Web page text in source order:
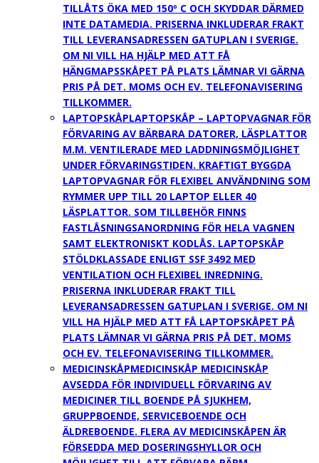
TILLÅTS ÖKA MED 150º C OCH SKYDDAR DÄRMED
INTE DATAMEDIA. PRISERNA INKLUDERAR FRAKT
TILL LEVERANSADRESSEN GATUPLAN I SVERIGE.
OM NI VILL HA HJÄLP MED ATT FÅ
HÄNGMAPSSKÅPET PÅ PLATS LÄMNAR VI GÄRNA
PRIS PÅ DET. MOMS OCH EV. TELEFONAVISERING
TILLKOMMER.
LAPTOPSKÅPLAPTOPSKÅP – LAPTOPVAGNAR FÖR
FÖRVARING AV BÄRBARA DATORER, LÄSPLATTOR
M.M. VENTILERADE MED LADDNINGSMÖJLIGHET
UNDER FÖRVARINGSTIDEN. KRAFTIGT BYGGDA
LAPTOPVAGNAR FÖR FLEXIBEL ANVÄNDNING SOM
RYMMER UPP TILL 20 LAPTOP ELLER 40
LÄSPLATTOR. SOM TILLBEHÖR FINNS
FASTLÅSNINGSANORDNING FÖR HELA VAGNEN
SAMT ELEKTRONISKT KODLÅS. LAPTOPSKÅP
STÖLDKLASSADE ENLIGT SSF 3492 MED
VENTILATION OCH FLEXIBEL INREDNING.
PRISERNA INKLUDERAR FRAKT TILL
LEVERANSADRESSEN GATUPLAN I SVERIGE. OM NI
VILL HA HJÄLP MED ATT FÅ LAPTOPSKÅPET PÅ
PLATS LÄMNAR VI GÄRNA PRIS PÅ DET. MOMS
OCH EV. TELEFONAVISERING TILLKOMMER.
MEDICINSKÅPMEDICINSKÅP MEDICINSKÅP
AVSEDDA FÖR INDIVIDUELL FÖRVARING AV
MEDICINER TILL BOENDE PÅ SJUKHEM,
GRUPPBOENDE, SERVICEBOENDE OCH
ÄLDREBOENDE. FLERA AV MEDICINSKÅPEN ÄR
FÖRSEDDA MED DOSERINGSHYLLOR OCH